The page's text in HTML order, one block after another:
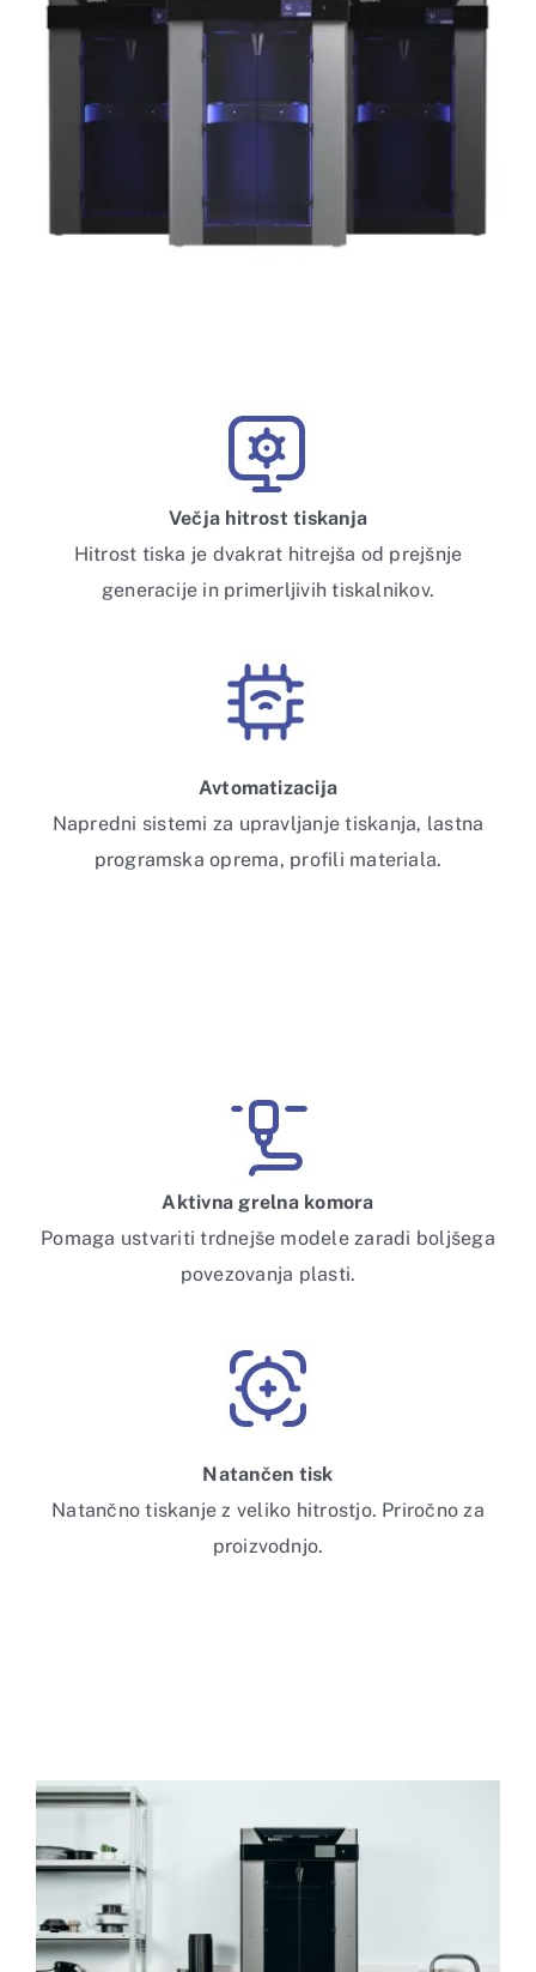
Večja hitrost tiskanja
Hitrost tiska je dvakrat hitrejša od prejšnje
generacije in primerljivih tiskalnikov.
Avtomatizacija
Napredni sistemi za upravljanje tiskanja, lastna
programska oprema, profili materiala.
Aktivna grelna komora
Pomaga ustvariti trdnejše modele zaradi boljšega
povezovanja plasti.
Natančen tisk
Natančno tiskanje z veliko hitrostjo. Priročno za
proizvodnjo.